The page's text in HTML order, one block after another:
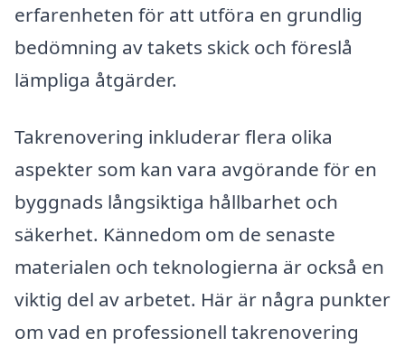
erfarenheten för att utföra en grundlig
bedömning av takets skick och föreslå
lämpliga åtgärder.
Takrenovering inkluderar flera olika
aspekter som kan vara avgörande för en
byggnads långsiktiga hållbarhet och
säkerhet. Kännedom om de senaste
materialen och teknologierna är också en
viktig del av arbetet. Här är några punkter
om vad en professionell takrenovering